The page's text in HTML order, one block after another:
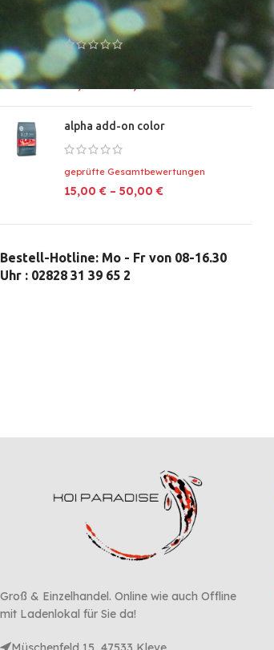
Koiwerk Fadenalgen Stop S
geprüfte Gesamtbewertungen
29,90
alpha add-on color
geprüfte Gesamtbewertungen
15,00 € – 50,00 €
Bestell-Hotline: Mo - Fr von 08-16.30
Uhr : 02828 31 39 65 2
Groß & Einzelhandel. Online wie auch Offline
mit Ladenlokal für Sie da!